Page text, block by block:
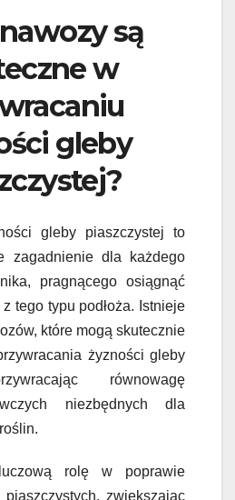
są
w
gleby
gleby piaszczystej to
zagadnienie dla każdego
pragnącego osiągnąć
tego typu podłoża. Istnieje
które mogą skutecznie
żyzności gleby
równowagę
niezbędnych dla
rolę w poprawie
zwiększając